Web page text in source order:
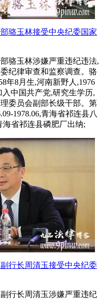
骆玉林接受中央纪委国家
骆玉林涉嫌严重违纪违法,
纪律审查和监察调查。骆
年8月生,河南新野人,1976
中国共产党,研究生学历,
委员会副部长级干部。第
1978.06,青海省祁连县八
海省祁连县磷肥厂出纳;
行长周清玉接受中央纪委
行长周清玉涉嫌严重违纪